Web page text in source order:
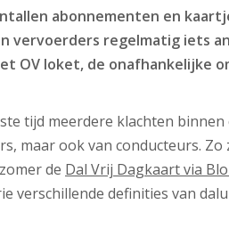
abonnementen en
vervoerders regelmatig iets
OV loket, de onafhankelijke
tijd meerdere klachten
maar ook van conducteurs.
de Dal Vrij Dagkaart via
verschillende definities van